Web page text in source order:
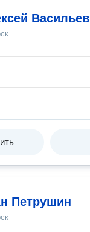
Васильев
Петрушин